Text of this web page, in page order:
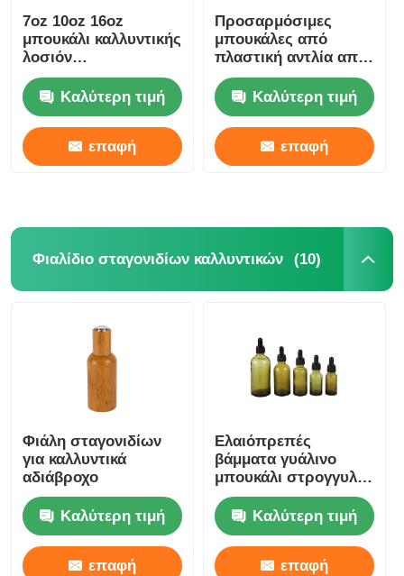
7oz 10oz 16oz
μπουκάλι καλλυντικής
λοσιόν
επαναγεμιστέα
μπουκάλια λοσιόν
PET κεχριμπάρι
Καλύτερη τιμή
επαφή
Προσαρμόσιμες
μπουκάλες από
πλαστική αντλία από
μαύρη χρώση,
φιλικές προς το
περιβάλλον,
μπουκάλι από
πλαστική χρώση από
μπαμπού, 180 ml 200
Καλύτερη τιμή
επαφή
Φιαλίδιο σταγονιδίων καλλυντικών (10)
Φιάλη σταγονιδίων
για καλλυντικά
αδιάβροχο
Καλύτερη τιμή
επαφή
Ελαιόπρεπές
βάμματα γυάλινο
μπουκάλι στρογγυλό
αιθέρια έλαια γυάλινα
μπουκάλια
σταγονίδια 5ml 10ml
15ml 20ml 30ml
Καλύτερη τιμή
επαφή